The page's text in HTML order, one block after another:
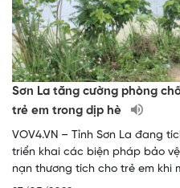
Sơn La tăng cường phòng
trẻ em trong dịp hè
VOV4.VN – Tỉnh Sơn La đang
triển khai các biện pháp bảo
nạn thương tích cho trẻ em khi